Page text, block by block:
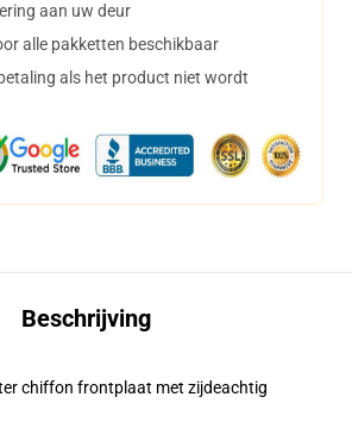
aan uw deur
alle pakketten beschikbaar
als het product niet wordt
Beschrijving
chiffon frontplaat met zijdeachtig